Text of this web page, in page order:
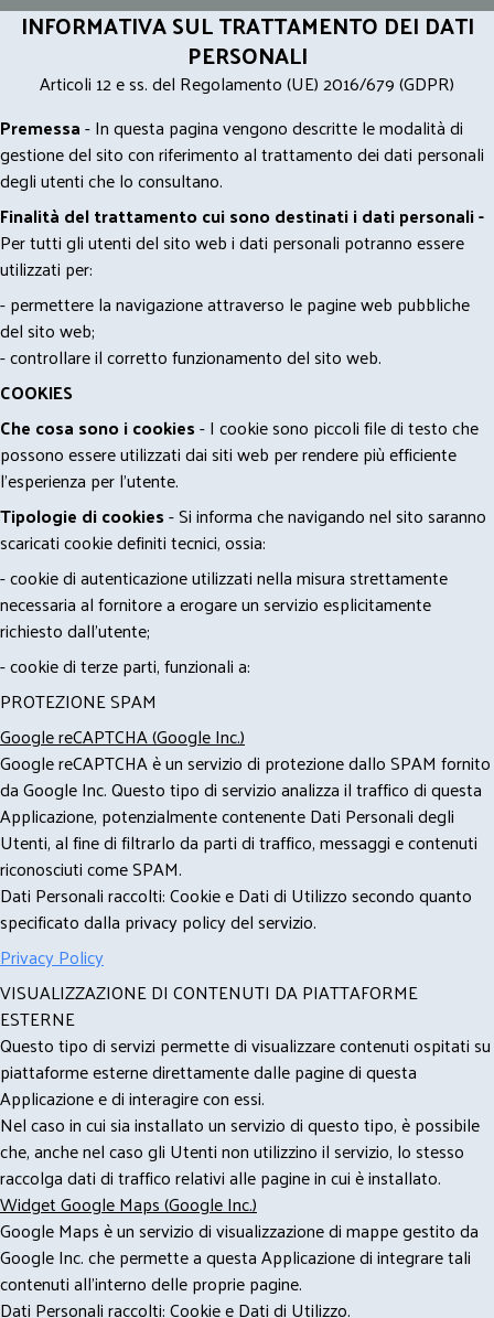
INFORMATIVA SUL TRATTAMENTO DEI DATI
PERSONALI
Articoli 12 e ss. del Regolamento (UE) 2016/679 (GDPR)
Premessa- In questa pagina vengono descritte le modalità di
gestione del sito con riferimento al trattamento dei dati personali
degli utenti che lo consultano.
Finalità del trattamento cui sono destinati i dati personali -
Per tutti gli utenti del sito web i dati personali potranno essere
utilizzati per:
- permettere la navigazione attraverso le pagine web pubbliche
del sito web;
- controllare il corretto funzionamento del sito web.
COOKIES
Che cosa sono i cookies- I cookie sono piccoli file di testo che
possono essere utilizzati dai siti web per rendere più efficiente
l'esperienza per l'utente.
Tipologie di cookies- Si informa che navigando nel sito saranno
scaricati cookie definiti tecnici, ossia:
- cookie di autenticazione utilizzati nella misura strettamente
necessaria al fornitore a erogare un servizio esplicitamente
richiesto dall'utente;
- cookie di terze parti, funzionali a:
PROTEZIONE SPAM
Google reCAPTCHA (Google Inc.)
Google reCAPTCHA è un servizio di protezione dallo SPAM fornito
da Google Inc. Questo tipo di servizio analizza il traffico di questa
Applicazione, potenzialmente contenente Dati Personali degli
Utenti, al fine di filtrarlo da parti di traffico, messaggi e contenuti
riconosciuti come SPAM.
Dati Personali raccolti: Cookie e Dati di Utilizzo secondo quanto
specificato dalla privacy policy del servizio.
Privacy Policy
VISUALIZZAZIONE DI CONTENUTI DA PIATTAFORME
ESTERNE
Questo tipo di servizi permette di visualizzare contenuti ospitati su
piattaforme esterne direttamente dalle pagine di questa
Applicazione e di interagire con essi.
Nel caso in cui sia installato un servizio di questo tipo, è possibile
che, anche nel caso gli Utenti non utilizzino il servizio, lo stesso
raccolga dati di traffico relativi alle pagine in cui è installato.
Widget Google Maps (Google Inc.)
Google Maps è un servizio di visualizzazione di mappe gestito da
Google Inc. che permette a questa Applicazione di integrare tali
contenuti all'interno delle proprie pagine.
Dati Personali raccolti: Cookie e Dati di Utilizzo.